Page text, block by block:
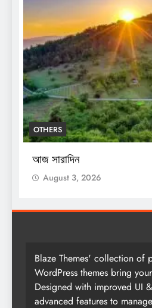
OTHERS
আজ সারাদিন
August 3, 2026
Blaze Themes' collection of
WordPress themes bring
Designed with improved UI
advanced features to